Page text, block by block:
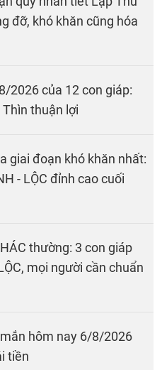
đỡ, khó khăn cũng hóa
2026 của 12 con giáp:
thuận lợi
giai đoạn khó khăn nhất:
- LỘC đỉnh cao cuối
thường: 3 con giáp
mọi người cần chuẩn
hôm nay 6/8/2026
tiền